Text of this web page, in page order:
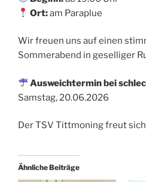
Ort:am Paraplue
Wir freuen uns auf einen
Sommerabend in geselliger
Ausweichtermin bei
Samstag, 20.06.2026
Der TSV Tittmoning freut
Ähnliche Beiträge